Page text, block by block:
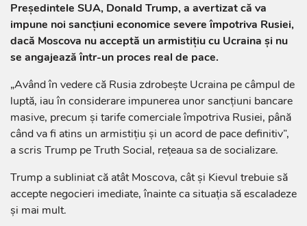
Președintele SUA, Donald Trump, a avertizat că va
impune noi sancțiuni economice severe împotriva Rusiei,
dacă Moscova nu acceptă un armistițiu cu Ucraina și nu
se angajează într-un proces real de pace.
„Având în vedere că Rusia zdrobește Ucraina pe câmpul de
luptă, iau în considerare impunerea unor sancțiuni bancare
masive, precum și tarife comerciale împotriva Rusiei, până
când va fi atins un armistițiu și un acord de pace definitiv”,
a scris Trump pe Truth Social, rețeaua sa de socializare.
Trump a subliniat că atât Moscova, cât și Kievul trebuie să
accepte negocieri imediate, înainte ca situația să escaladeze
și mai mult.